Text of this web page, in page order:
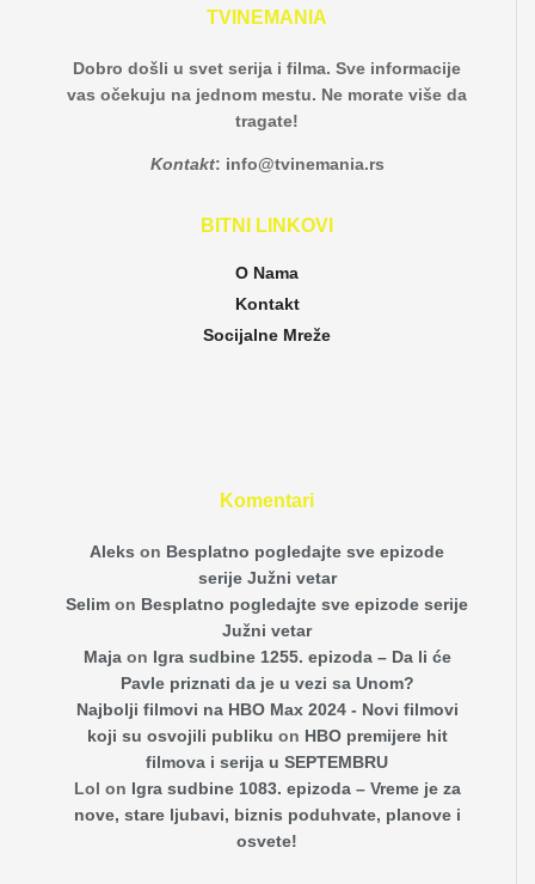
TVINEMANIA
Dobro došli u svet serija i filma. Sve informacije
vas očekuju na jednom mestu. Ne morate više da
tragate!
Kontakt: info@tvinemania.rs
BITNI LINKOVI
O Nama
Kontakt
Socijalne Mreže
Komentari
Aleks on Besplatno pogledajte sve epizode
serije Južni vetar
Selim on Besplatno pogledajte sve epizode serije
Južni vetar
Majaon Igra sudbine 1255. epizoda – Da li će
Pavle priznati da je u vezi sa Unom?
Najbolji filmovi na HBO Max 2024 - Novi filmovi
koji su osvojili publiku on HBO premijere hit
filmova i serija u SEPTEMBRU
Lol on Igra sudbine 1083. epizoda – Vreme je za
nove, stare ljubavi, biznis poduhvate, planove i
osvete!